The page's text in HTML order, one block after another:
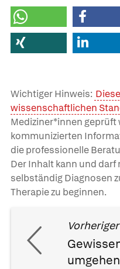
Wichtiger Hinweis:
wissenschaftlichen
Mediziner*innen geprüft
kommunizierten
die professionelle
Der Inhalt kann und
selbständig Diagnosen
Therapie zu beginnen.
umgehen